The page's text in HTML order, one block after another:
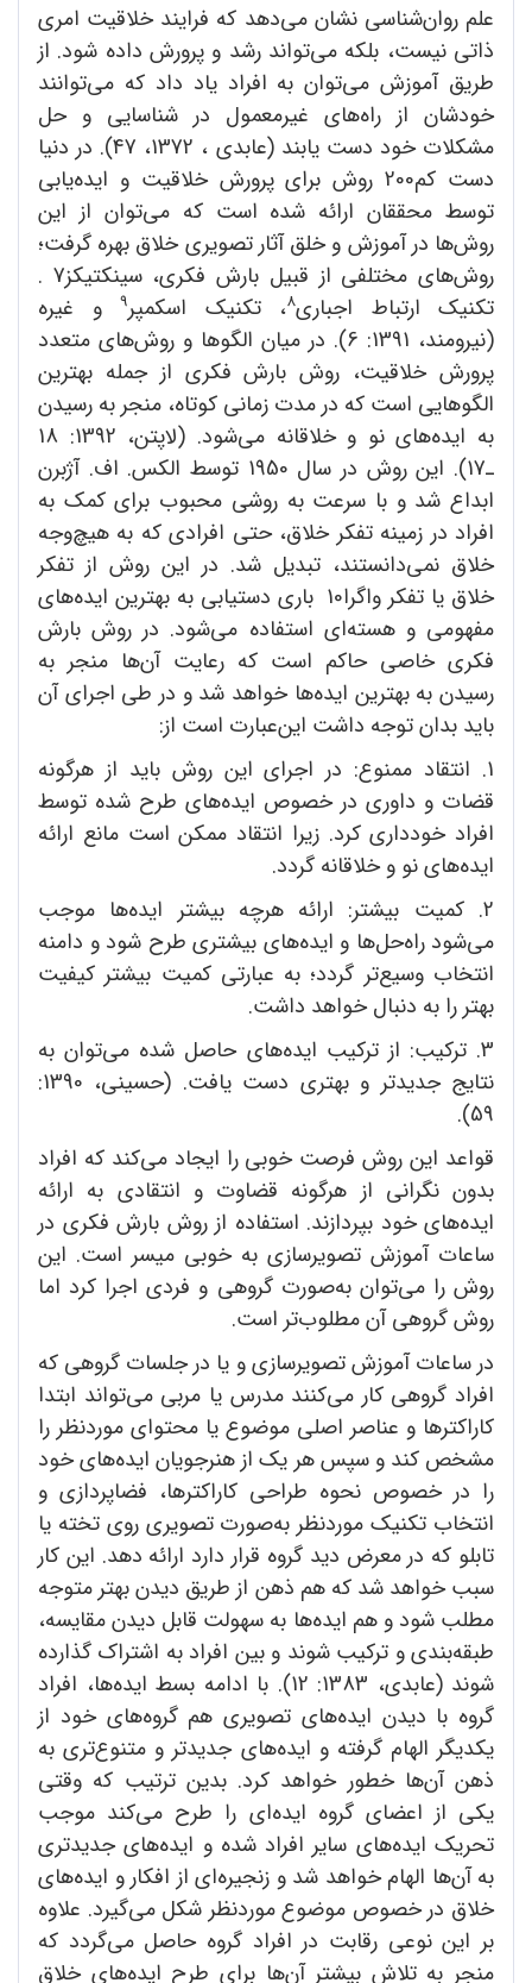
علم روان‌شناسی نشان می‌دهد که فرایند خلاقیت‌ امری
ذاتی نیست، بلکه می‌تواند رشد و پرورش داده شود. از
طریق آموزش می‌توان به افراد یاد داد که می‌توانند
خودشان از راه‌های غیرمعمول در شناسایی و حل
مشکلات خود دست یابند (عابدی ، 1372، 47). در دنیا
دست کم200 روش برای پرورش خلاقیت و ایده‌یابی
توسط محققان ارائه شده است که می‌توان از این
روش‌ها در آموزش و خلق آثار تصویری خلاق بهره گرفت؛
روش‌های مختلفی از قبیل بارش فکری، سینکتیکز7 .
تکنیک‌ ارتباط اجباری8، تکنیک‌ اسکمپر9
و غیره
(نیرومند، 1391: 6). در میان الگوها و روش‌های متعدد
پرورش خلاقیت، روش بارش فکری از جمله بهترین
الگوهایی است که در مدت زمانی کوتاه، منجر به رسیدن
به ایده‌های نو و خلاقانه می‌شود. (لاپتن، 1392: 18
ـ17). این روش در سال 1950 توسط الکس. اف. آژبرن
ابداع شد و با سرعت به روشی محبوب برای کمک به
افراد در زمینه تفکر خلاق، حتی افرادی که به هیچ‌وجه
خلاق نمی‌دانستند، تبدیل شد. در این روش از تفکر
خلاق یا تفکر واگرا10 باری دستیابی به بهترین ایده‌های
مفهومی و هسته‌ای استفاده می‌شود. در روش بارش
فکری خاصی حاکم است که رعایت آن‌ها منجر به
رسیدن به بهترین ایده‌ها خواهد شد و در طی اجرای آن
باید بدان توجه داشت این‌عبارت است از:
1. انتقاد ممنوع: در اجرای این روش باید از هرگونه
قضات و داوری در خصوص ایده‌های طرح شده توسط
افراد خودداری کرد. زیرا انتقاد ممکن است مانع ارائه
ایده‌های نو و خلاقانه گردد.
2. کمیت بیشتر: ارائه هرچه بیشتر ایده‌ها موجب
می‌شود راه‌حل‌ها و ایده‌های بیشتری طرح شود و دامنه
انتخاب وسیع‌تر گردد؛ به عبارتی کمیت بیشتر کیفیت
بهتر را به دنبال خواهد داشت.
3. ترکیب: از ترکیب ایده‌های حاصل شده می‌توان به
نتایج جدیدتر و بهتری دست یافت. (حسینی، 1390:
59).
قواعد این روش فرصت خوبی را ایجاد می‌کند که افراد
بدون نگرانی از هرگونه قضاوت و انتقادی به ارائه
ایده‌های خود بپردازند. استفاده از روش بارش فکری در
ساعات آموزش تصویرسازی به خوبی میسر است. این
روش را می‌توان به‌صورت گروهی و فردی اجرا کرد اما
روش گروهی آن مطلوب‌تر است.
در ساعات آموزش تصویرسازی و یا در جلسات گروهی که
افراد گروهی کار می‌کنند مدرس یا مربی می‌تواند ابتدا
کاراکتر‌ها و عناصر اصلی موضوع یا محتوای موردنظر را
مشخص کند و سپس هر یک از هنرجویان ایده‌های خود
را در خصوص نحوه طراحی کاراکترها، فضاپردازی و
انتخاب تکنیک موردنظر به‌صورت تصویری روی تخته یا
تابلو که در معرض دید گروه قرار دارد ارائه دهد. این کار
سبب خواهد شد که هم ذهن از طریق دیدن بهتر متوجه
مطلب شود و هم ایده‌ها به سهولت قابل دیدن مقایسه،
طبقه‌بندی و ترکیب شوند و بین افراد به اشتراک گذارده
شوند (عابدی، 1383: 12). با ادامه بسط ایده‌ها، افراد
گروه با دیدن ایده‌های تصویری هم گروه‌های خود از
یکدیگر الهام گرفته و ایده‌های جدیدتر و متنوع‌تری به
ذهن آن‌ها خطور خواهد کرد. بدین ترتیب که وقتی
یکی از اعضای گروه‌ ایده‌ای را طرح می‌کند موجب
تحریک ایده‌های سایر افراد شده و ایده‌های جدیدتری
به آن‌ها الهام خواهد شد و زنجیره‌ای از افکار و ایده‌های
خلاق در خصوص موضوع موردنظر شکل می‌گیرد. علاوه
بر این نوعی رقابت در افراد گروه حاصل می‌گردد که
منجر به تلاش بیشتر آن‌ها برای طرح ایده‌های خلاق